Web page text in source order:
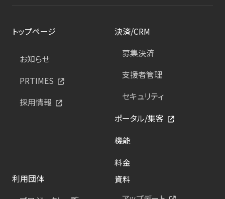
トップページ
お知らせ
PRTIMES
採用情報
決済/CRM
募集決済
支援者管理
セキュリティ
ポータル/集客
機能
料金
利用団体
資料